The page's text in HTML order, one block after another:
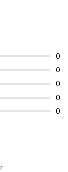
0
0
0
0
0